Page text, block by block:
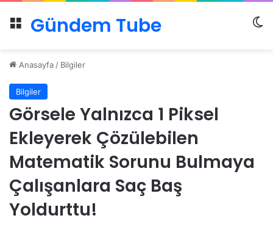
MenüGündem Tube
Anasayfa / Bilgiler
Bilgiler
Görsele Yalnızca 1 Piksel
Ekleyerek Çözülebilen
Matematik Sorunu Bulmaya
Çalışanlara Saç Baş
Yoldurttu!